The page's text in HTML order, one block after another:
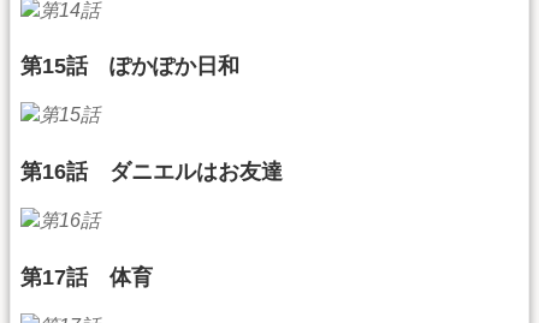
第15話 ぽかぽか日和
第16話 ダニエルはお友達
第17話 体育